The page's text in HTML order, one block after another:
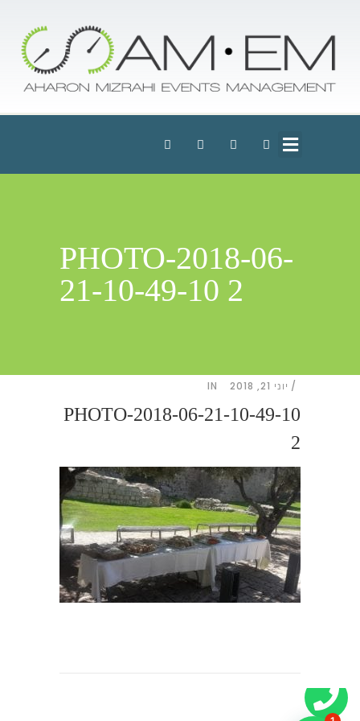
PHOTO-2018-06-
21-10-49-10 2
יוני 21, 2018 IN
PHOTO-2018-06-21-10-49-10
2